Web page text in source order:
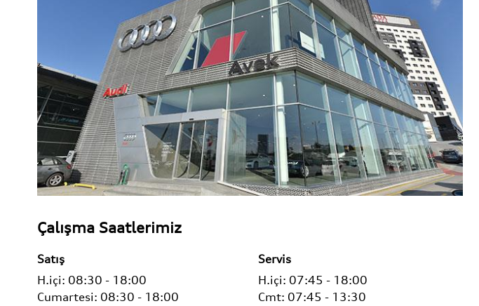
Çalışma Saatlerimiz
Satış
H.içi: 08:30 - 18:00
Cumartesi: 08:30 - 18:00
Servis
H.içi: 07:45 - 18:00
Cmt: 07:45 - 13:30